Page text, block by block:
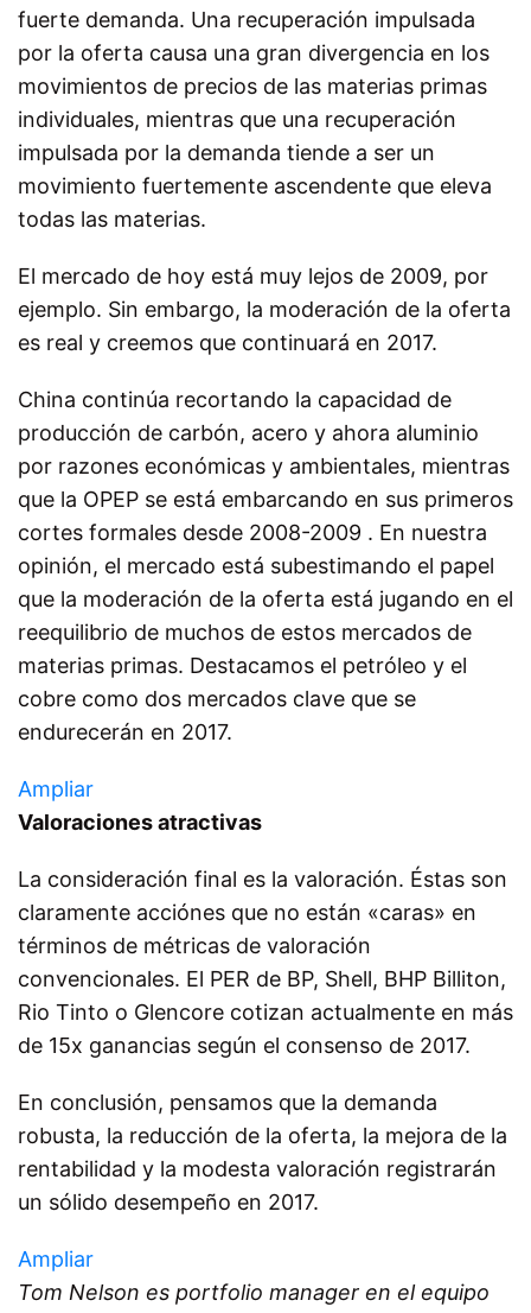
fuerte demanda. Una recuperación impulsada
por la oferta causa una gran divergencia en los
movimientos de precios de las materias primas
individuales, mientras que una recuperación
impulsada por la demanda tiende a ser un
movimiento fuertemente ascendente que eleva
todas las materias.
El mercado de hoy está muy lejos de 2009, por
ejemplo. Sin embargo, la moderación de la oferta
es real y creemos que continuará en 2017.
China continúa recortando la capacidad de
producción de carbón, acero y ahora aluminio
por razones económicas y ambientales, mientras
que la OPEP se está embarcando en sus primeros
cortes formales desde 2008-2009 . En nuestra
opinión, el mercado está subestimando el papel
que la moderación de la oferta está jugando en el
reequilibrio de muchos de estos mercados de
materias primas. Destacamos el petróleo y el
cobre como dos mercados clave que se
endurecerán en 2017.
Ampliar
Valoraciones atractivas
La consideración final es la valoración. Éstas son
claramente acciónes que no están «caras» en
términos de métricas de valoración
convencionales. El PER de BP, Shell, BHP Billiton,
Rio Tinto o Glencore cotizan actualmente en más
de 15x ganancias según el consenso de 2017.
En conclusión, pensamos que la demanda
robusta, la reducción de la oferta, la mejora de la
rentabilidad y la modesta valoración registrarán
un sólido desempeño en 2017.
Ampliar
Tom Nelson es portfolio manager en el equipo